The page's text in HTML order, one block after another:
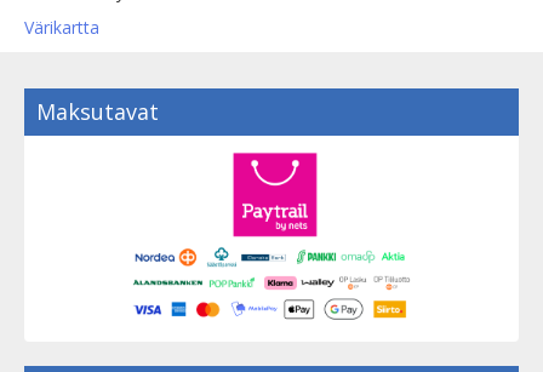
Värikartta
Maksutavat